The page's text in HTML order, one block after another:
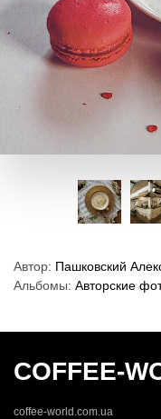
Автор: Пашковский
Альбомы: Авторские
COFFEE-
coffee-world.com.ua